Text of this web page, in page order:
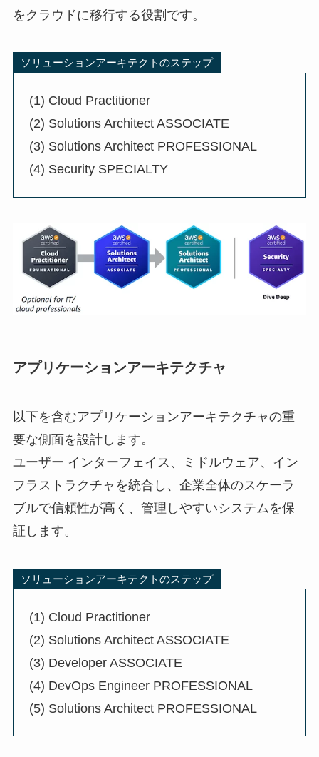
をクラウドに移行する役割です。
ソリューションアーキテクトのステップ
(1) Cloud Practitioner
(2) Solutions Architect ASSOCIATE
(3) Solutions Architect PROFESSIONAL
(4) Security SPECIALTY
アプリケーションアーキテクチャ
以下を含むアプリケーションアーキテクチャの重
要な側面を設計します。
ユーザー インターフェイス、ミドルウェア、イン
フラストラクチャを統合し、企業全体のスケーラ
ブルで信頼性が高く、管理しやすいシステムを保
証します。
ソリューションアーキテクトのステップ
(1) Cloud Practitioner
(2) Solutions Architect ASSOCIATE
(3) Developer ASSOCIATE
(4) DevOps Engineer PROFESSIONAL
(5) Solutions Architect PROFESSIONAL